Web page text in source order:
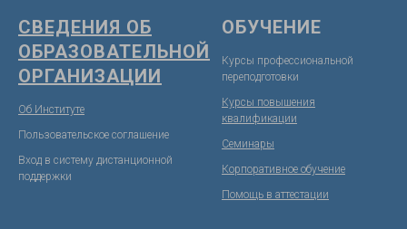
СВЕДЕНИЯ ОБ
ОБРАЗОВАТЕЛЬНОЙ
ОРГАНИЗАЦИИ
Об Институте
Пользовательское соглашение
Вход в систему дистанционной
поддержки
ОБУЧЕНИЕ
Курсы профессиональной
переподготовки
Курсы повышения
квалификации
Семинары
Корпоративное обучение
Помощь в аттестации